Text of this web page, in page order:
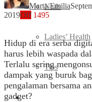
Nails
Ladies’ Health
Tips
Entertainment
Marta Emilia
2019Off1495
Hidup di era serba
harus lebih waspada
Terlalu sering
dampak yang buruk
pengalaman bersama
gadget?